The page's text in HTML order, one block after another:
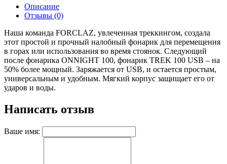
Описание
Отзывы (0)
Наша команда FORCLAZ, увлеченная треккингом, создала
этот простой и прочный налобный фонарик для перемещения
в горах или использования во время стоянок. Следующий
после фонарика ONNIGHT 100, фонарик TREK 100 USB – на
50% более мощный. Заряжается от USB, и остается простым,
универсальным и удобным. Мягкий корпус защищает его от
ударов и воды.
Написать отзыв
Ваше имя: